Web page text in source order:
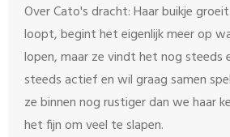
Over Cato's dracht: Haar buikje
loopt, begint het eigenlijk meer op
lopen, maar ze vindt het nog steeds
steeds actief en wil graag samen
ze binnen nog rustiger dan we haar
het fijn om veel te slapen.